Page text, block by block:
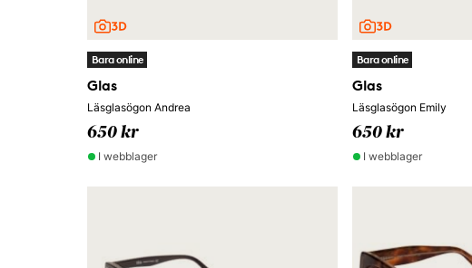
Bara online
Glas
Läsglasögon Andrea
650 kr
I webblager
Bara online
Glas
Läsglasögon Emily
650 kr
I webblager